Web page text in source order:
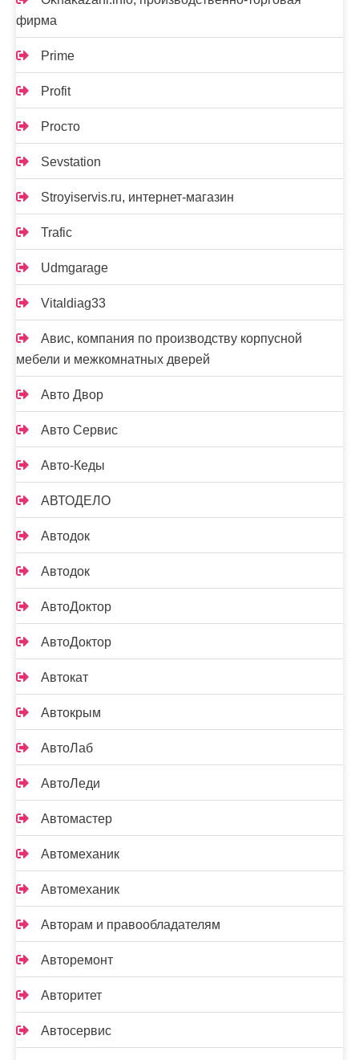
фирма
Prime
Profit
Proсто
Sevstation
Stroyiservis.ru, интернет-магазин
Trafic
Udmgarage
Vitaldiag33
Авис, компания по производству корпусной
мебели и межкомнатных дверей
Авто Двор
Авто Сервис
Авто-Кеды
АВТОДЕЛО
Автодок
Автодок
АвтоДоктор
АвтоДоктор
Автокат
Автокрым
АвтоЛаб
АвтоЛеди
Автомастер
Автомеханик
Автомеханик
Авторам и правообладателям
Авторемонт
Авторитет
Автосервис